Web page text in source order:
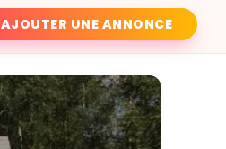
AJOUTER UNE ANNONCE